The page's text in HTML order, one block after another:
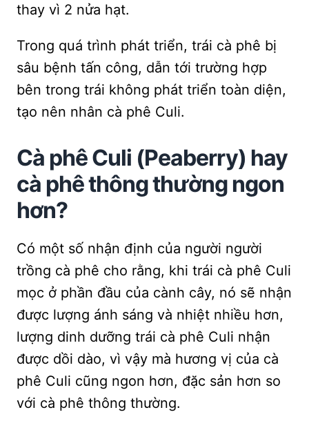
thay vì 2 nửa hạt.
Trong quá trình phát triển, trái cà phê bị
sâu bệnh tấn công, dẫn tới trường hợp
bên trong trái không phát triển toàn diện,
tạo nên nhân cà phê Culi.
Cà phê Culi (Peaberry) hay
cà phê thông thường ngon
hơn?
Có một số nhận định của người người
trồng cà phê cho rằng, khi trái cà phê Culi
mọc ở phần đầu của cành cây, nó sẽ nhận
được lượng ánh sáng và nhiệt nhiều hơn,
lượng dinh dưỡng trái cà phê Culi nhận
được dồi dào, vì vậy mà hương vị của cà
phê Culi cũng ngon hơn, đặc sản hơn so
với cà phê thông thường.